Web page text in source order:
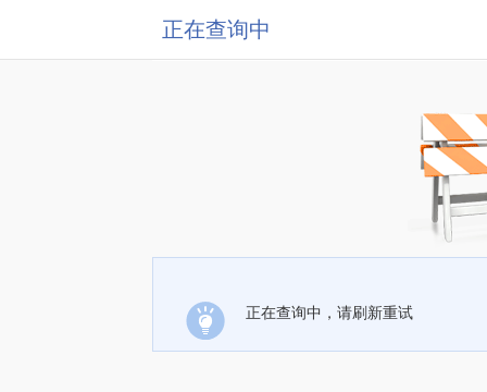
正在查询中
正在查询中，请刷新重试